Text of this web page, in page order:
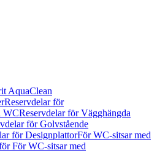
AquaClean
Reservdelar för
WCReservdelar för Vägghängda
för Golvstående
för DesignplattorFör WC-sitsar med
För WC-sitsar med